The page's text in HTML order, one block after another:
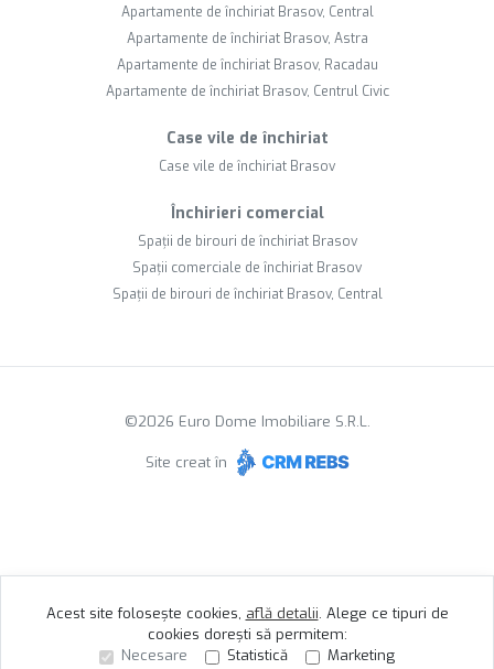
Apartamente de închiriat Brasov, Central
Apartamente de închiriat Brasov, Astra
Apartamente de închiriat Brasov, Racadau
Apartamente de închiriat Brasov, Centrul Civic
Case vile de închiriat
Case vile de închiriat Brasov
Închirieri comercial
Spații de birouri de închiriat Brasov
Spații comerciale de închiriat Brasov
Spații de birouri de închiriat Brasov, Central
©2026 Euro Dome Imobiliare S.R.L.
Site creat în
Acest site folosește cookies, află detalii. Alege ce tipuri de
cookies dorești să permitem:
Necesare
Statistică Marketing